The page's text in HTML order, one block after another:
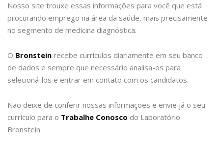
Nosso site trouxe essas informações para você que está
procurando emprego na área da saúde, mais precisamente
no segmento de medicina diagnóstica.
O Bronstein recebe currículos diariamente em seu banco
de dados e sempre que necessário analisa-os para
selecioná-los e entrar em contato com os candidatos.
Não deixe de conferir nossas informações e envie já o seu
currículo para o Trabalhe Conosco do Laboratório
Bronstein.